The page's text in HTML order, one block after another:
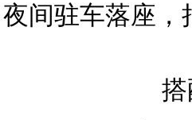
夜间驻车落座，